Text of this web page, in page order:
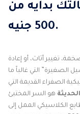
بدايه من
500 جنيه.
تغيير أثاث، أو إعادة
الصغيرة” التي غالباً ما
الصفراء القديمة التي
هو السر المختبئ
الكلاسيكي الممل إلى